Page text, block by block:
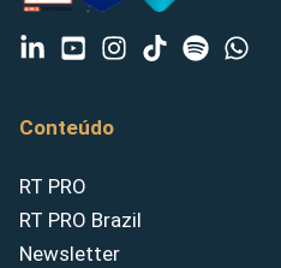
Conteúdo
RT PRO
RT PRO Brazil
Newsletter